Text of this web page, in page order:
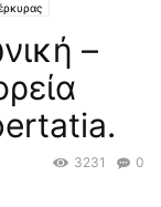
–
0
3231